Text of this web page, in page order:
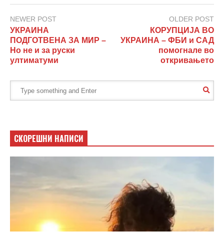
NEWER POST
УКРАИНА
ПОДГОТВЕНА ЗА МИР –
Но не и за руски
ултиматуми
OLDER POST
КОРУПЦИЈА ВО
УКРАИНА – ФБИ и САД
помогнале во
откривањето
СКОРЕШНИ НАПИСИ